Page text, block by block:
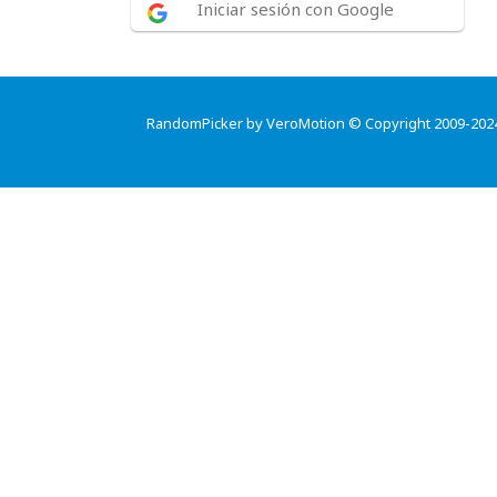
Iniciar sesión con Google
RandomPicker by VeroMotion © Copyright 2009-